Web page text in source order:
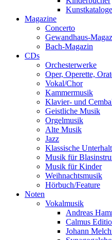
Kunstkataloge
Magazine
Concerto
Gewandhaus-
Bach-Magazin
CDs
Orchesterwerke
Oper, Operette,
Vokal/Chor
Kammermusik
Klavier- und
Geistliche Musik
Orgelmusik
Alte Musik
Jazz
Klassische
Musik für
Musik für Kinder
Weihnachtsmusik
Hörbuch/Feature
Noten
Vokalmusik
Andreas
Calmus
Johann